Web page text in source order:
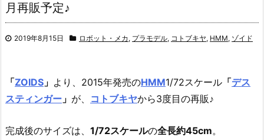
月再販予定♪
2019年8月15日 ロボット・メカ , プラモデル, コトブキヤ, HMM, ゾイド
「ZOIDS 」 より、2015年発売のHMM1/72スケール 「デス
スティンガー 」 が、 コトブキヤから3度目の再販♪
完成後のサイズは、 1/72スケールの全長約45cm。